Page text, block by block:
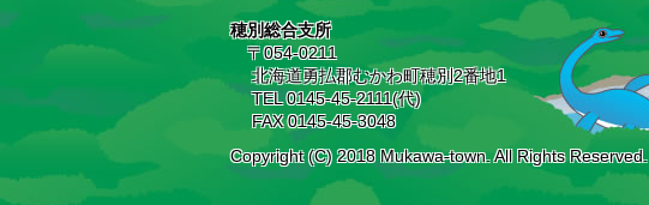
穂別総合支所
〒054-0211
北海道勇払郡むかわ町穂別2番地1
TEL 0145-45-2111(代)
FAX 0145-45-3048
Copyright (C) 2018 Mukawa-town. All Rights Reserved.